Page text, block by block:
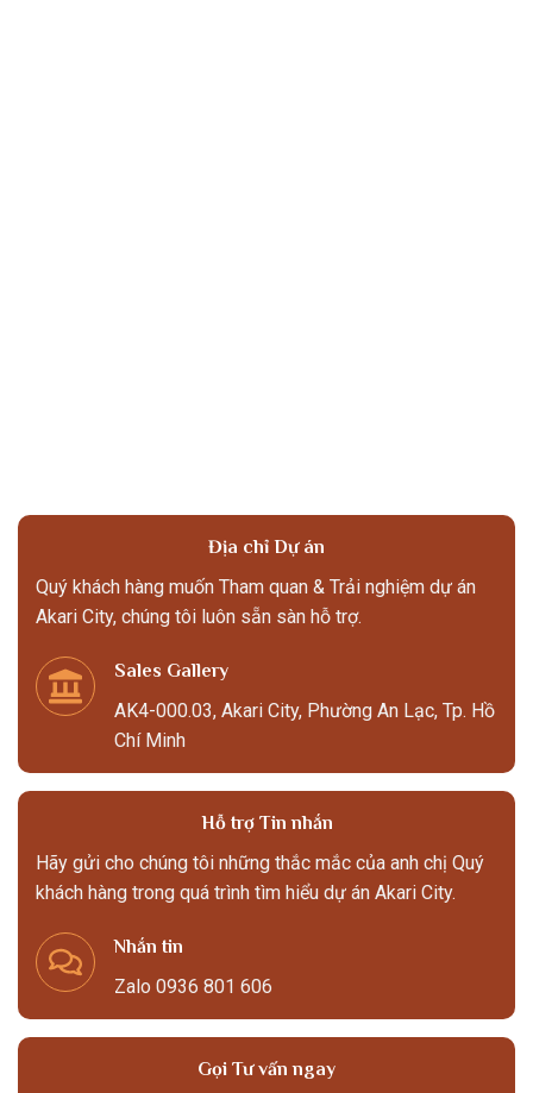
Địa chỉ Dự án
Quý khách hàng muốn Tham quan & Trải nghiệm dự án
Akari City, chúng tôi luôn sẵn sàn hỗ trợ.
Sales Gallery
AK4-000.03, Akari City, Phường An Lạc, Tp. Hồ
Chí Minh
Hỗ trợ Tin nhắn
Hãy gửi cho chúng tôi những thắc mắc của anh chị Quý
khách hàng trong quá trình tìm hiểu dự án Akari City.
Nhắn tin
Zalo 0936 801 606
Gọi Tư vấn ngay